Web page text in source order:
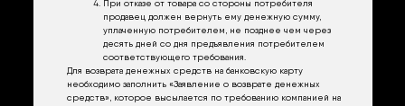
При отказе от товара со стороны потребителя
продавец должен вернуть ему денежную сумму,
уплаченную потребителем, не позднее чем через
десять дней со дня предъявления потребителем
соответствующего требования.
Для возврата денежных средств на банковскую карту
необходимо заполнить «Заявление о возврате денежных
средств», которое высылается по требованию компанией на